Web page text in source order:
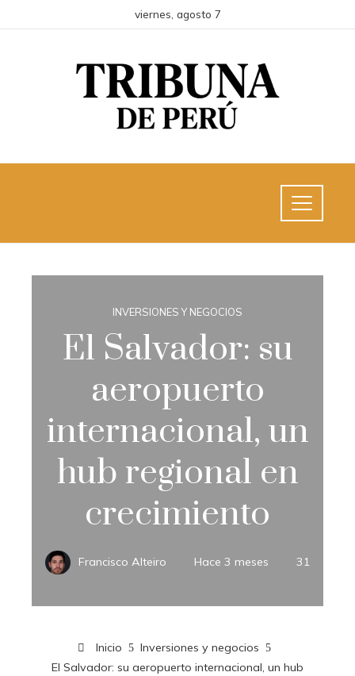
viernes, agosto 7
INVERSIONES Y NEGOCIOS
El Salvador: su
aeropuerto
internacional, un
hub regional en
crecimiento
Francisco Alteiro Hace 3 meses 31
Inicio
Inversiones y negocios
El Salvador: su aeropuerto internacional, un hub